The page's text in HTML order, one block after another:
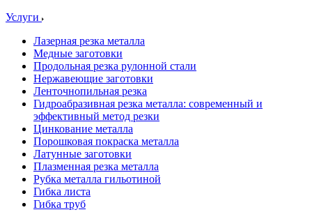
Услуги
Лазерная резка металла
Медные заготовки
Продольная резка рулонной стали
Нержавеющие заготовки
Ленточнопильная резка
Гидроабразивная резка металла: современный и
эффективный метод резки
Цинкование металла
Порошковая покраска металла
Латунные заготовки
Плазменная резка металла
Рубка металла гильотиной
Гибка листа
Гибка труб